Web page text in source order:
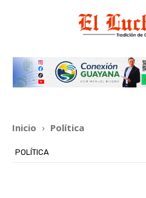
Inicio Política
POLÍTICA